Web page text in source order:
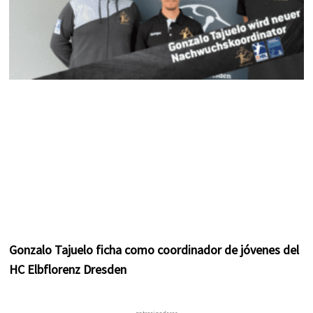
Gonzalo Tajuelo ficha como coordinador de jóvenes del
HC Elbflorenz Dresden